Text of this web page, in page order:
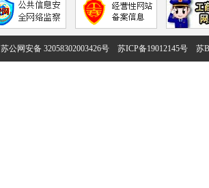
苏公网安备 32058302003426号 苏ICP备19012145号 苏